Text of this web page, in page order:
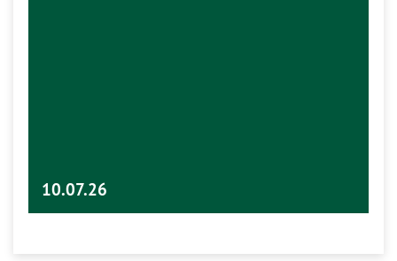
10.07.26